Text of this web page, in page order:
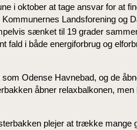
i oktober at tage ansvar for at
Landsforening og
sænket til 19 grader
fald i både energiforbrug og
Odense Havnebad, og de
åbner relaxbalkonen,
plejer at trække